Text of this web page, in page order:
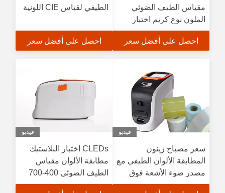
مقياس الطيف الضوئي
الملون نوع كريم اختبار
المواد مع ثلاث فتحات
احصل على أفضل سعر
الطيفي لقياس CIE اللونية
احصل على أفضل سعر
فيديو
سعر مصباح زينون
المطابقة الألوان الطيفي مع
مصدر ضوء الأشعة فوق
البنفسجية
فيديو
CLEDs اختبار البلاستيك
مطابقة الألوان مقياس
الطيف الضوئي 400-700
نانومتر مدى الطول الموجي